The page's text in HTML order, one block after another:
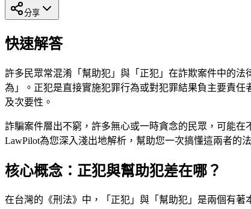
分享
快速解答
許多民眾常混淆「幫助犯」與「正犯」在詐欺案件中的法
為」。正犯是直接實施犯罪行為或對犯罪結果負主要責
及次要性。
詐騙案件層出不窮，許多無心或一時貪念的民眾，可能
LawPilot為您深入淺出地解析，幫助您一次搞懂這兩者的
核心概念：正犯與幫助犯差在哪？
在台灣的《刑法》中，「正犯」與「幫助犯」是兩個有